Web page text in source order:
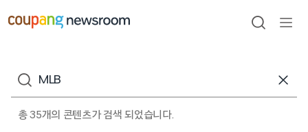
건너뛰기
검색
검색어
총 35개의 콘텐츠가 검색 되었습니다.